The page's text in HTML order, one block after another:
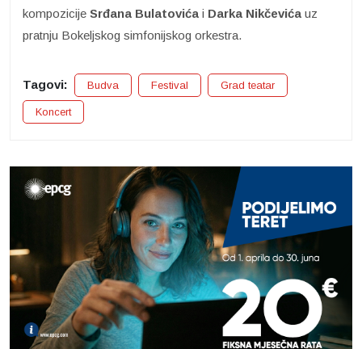
kompozicije Srđana Bulatovića i Darka Nikčevića uz
pratnju Bokeljskog simfonijskog orkestra.
Tagovi: Budva Festival Grad teatar
Koncert